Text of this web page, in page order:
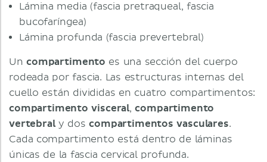
Lámina media (fascia pretraqueal, fascia
bucofaríngea)
Lámina profunda (fascia prevertebral)
Uncompartimento es una sección del cuerpo
rodeada por fascia. Las estructuras internas del
cuello están divididas en cuatro compartimentos:
compartimento visceral,compartimento
vertebral y doscompartimentos vasculares.
Cada compartimento está dentro de láminas
únicas de la fascia cervical profunda.